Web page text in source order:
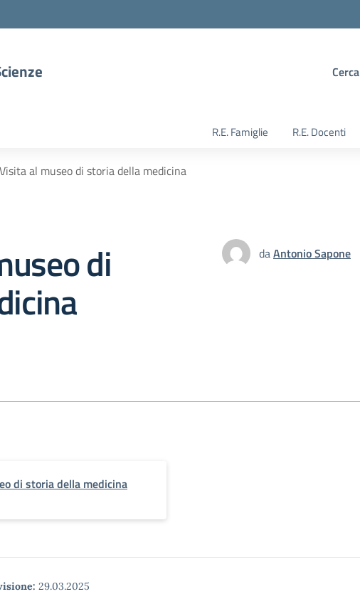
Cerca
R.E. Famiglie R.E. Docenti
al museo di storia della medicina
di daAntonio Sapone
di storia della medicina
29.03.2025